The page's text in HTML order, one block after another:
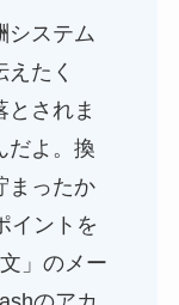
システム
たく
とされま
だよ。換
まったか
イントを
」のメー